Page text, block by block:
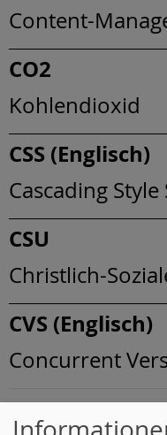
Content-
CO2
Kohlendioxid
CSS (Englisch)
Cascading Style
CSU
Christlich-
CVS (Englisch)
Concurrent
[A].[B]. [C].[D].